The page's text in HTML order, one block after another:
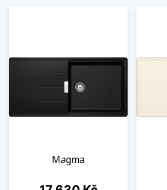
Magma
Cena